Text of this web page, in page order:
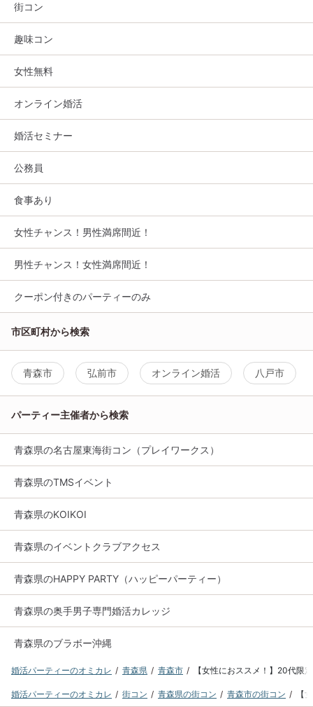
街コン
趣味コン
女性無料
オンライン婚活
婚活セミナー
公務員
食事あり
女性チャンス！男性満席間近！
男性チャンス！女性満席間近！
クーポン付きのパーティーのみ
市区町村から検索
青森市 弘前市 オンライン婚活 八戸市
パーティー主催者から検索
青森県の名古屋東海街コン（プレイワークス）
青森県のTMSイベント
青森県のKOIKOI
青森県のイベントクラブアクセス
青森県のHAPPY PARTY（ハッピーパーティー）
青森県の奥手男子専門婚活カレッジ
青森県のブラボー沖縄
婚活パーティーのオミカレ 青森県 青森市 【女性におススメ！】20代限
婚活パーティーのオミカレ 街コン 青森県の街コン 青森市の街コン 【